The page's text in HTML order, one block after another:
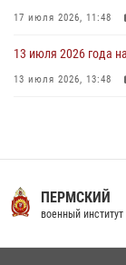
17 июля 2026, 11:48
13 июля 2026 года
13 июля 2026, 13:48
16 июля 2026, 12:29
29 июля 2026 года в
приведения
ПЕРМСКИЙ
военный институт